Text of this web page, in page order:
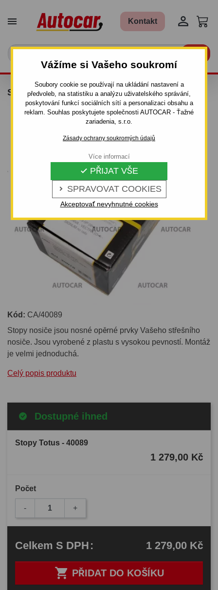
Vážíme si Vašeho soukromí
Soubory cookie se používají na ukládání nastavení a
předvoleb, na statistiku a analýzu uživatelského správání,
poskytování funkcí sociálních sítí a personalizaci obsahu a
reklam. Souhlas poskytujete společnosti AUTOCAR - Ťažné
zariadenia, s.r.o.
Zásady ochrany soukromých údajů
 SPRAVOVAT COOKIES
 PŘIJAT VŠE
Akceptovať nevyhnutné cookies
Více informací
 Kontakt 
STOPY TOTUS - 40089
Kód: CA/40089
Stopy nosiče jsou nosné opěrné prvky Vašeho střešního
nosiče. Jsou vyrobené z plastu s vysokou pevností. Montáž
je velmi jednoduchá.
Celý popis produktu
Dostupné ihned
Stopy Totus - 40089
1 279,00 Kč
Počet
- +
 PŘIDAT DO KOŠÍKU
Celkem S DPH: 1 279,00 Kč